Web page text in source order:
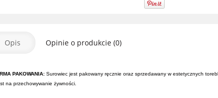
Opis Opinie o produkcie (0)
PAKOWANIA:Surowiec jest pakowany ręcznie oraz sprzedawany w estetycznych
na przechowywanie żywności.